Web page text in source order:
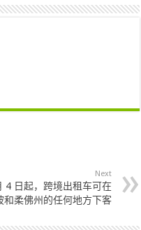
Next
4 日起，跨境出租车可在
和柔佛州的任何地方下客